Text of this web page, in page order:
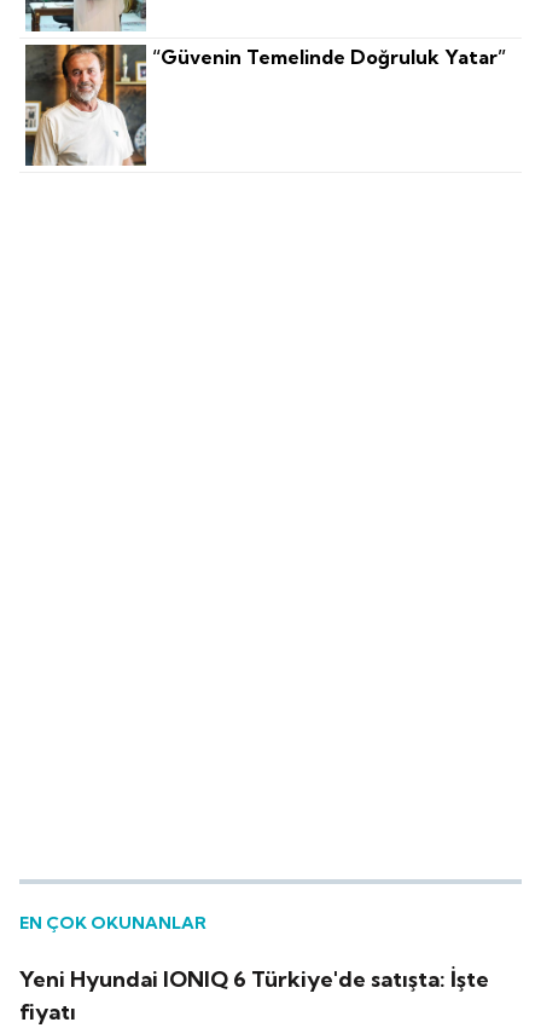
“Güvenin Temelinde Doğruluk Yatar”
EN ÇOK OKUNANLAR
Yeni Hyundai IONIQ 6 Türkiye'de satışta: İşte
fiyatı